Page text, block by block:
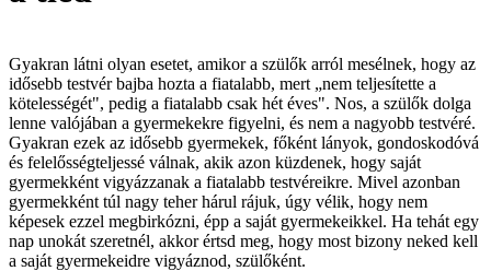
Gyakran látni olyan esetet, amikor a szülők arról mesélnek, hogy az
idősebb testvér bajba hozta a fiatalabb, mert „nem teljesítette a
kötelességét", pedig a fiatalabb csak hét éves". Nos, a szülők dolga
lenne valójában a gyermekekre figyelni, és nem a nagyobb testvéré.
Gyakran ezek az idősebb gyermekek, főként lányok, gondoskodóvá
és felelősségteljessé válnak, akik azon küzdenek, hogy saját
gyermekként vigyázzanak a fiatalabb testvéreikre. Mivel azonban
gyermekként túl nagy teher hárul rájuk, úgy vélik, hogy nem
képesek ezzel megbirkózni, épp a saját gyermekeikkel. Ha tehát egy
nap unokát szeretnél, akkor értsd meg, hogy most bizony neked kell
a saját gyermekeidre vigyáznod, szülőként.